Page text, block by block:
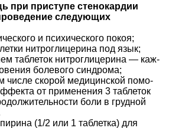
при приступе стенокардии
следующих
и психического покоя;
нитроглицерина под язык;
таблеток нитроглицерина — каж­
болевого синдрома;
числе скорой медицинской помо­
от применения 3 таблеток
боли в грудной
(1/2 или 1 таблетка) для